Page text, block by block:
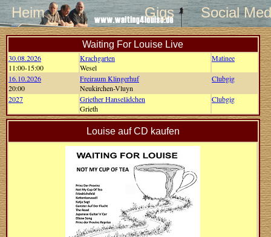
Heim Gigs Social
Waiting For Louise Live
30.08.2026
11:00-15:00
Krachgarten
Wesel
Matinee
16.10.2026
20:00
Freiraum Klingerhuf
Neukirchen-Vluyn
Clubgig
2027
Griether Hanselädchen
Grieth
Clubgig
Louise auf CD kaufen